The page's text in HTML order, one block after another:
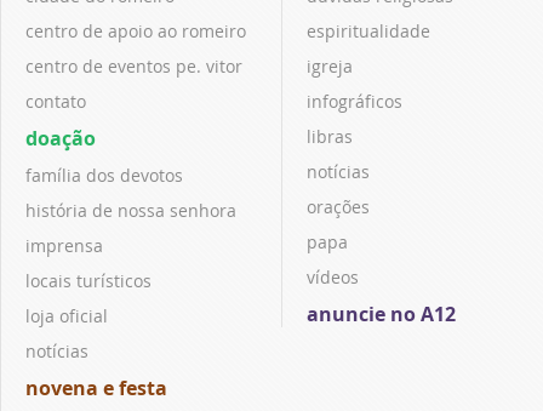
centro de apoio ao romeiro
centro de eventos pe. vitor
contato
doação
família dos devotos
história de nossa senhora
imprensa
locais turísticos
loja oficial
notícias
novena e festa
espiritualidade
igreja
infográficos
libras
notícias
orações
papa
vídeos
anuncie no A12